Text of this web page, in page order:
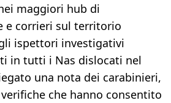
maggiori hub di
e corrieri sul territorio
ispettori investigativi
in tutti i Nas dislocati nel
una nota dei carabinieri,
che hanno consentito